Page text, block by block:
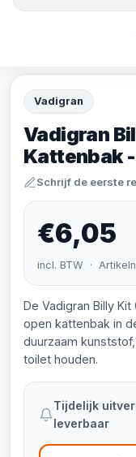
Vadigran
Vadigran
Kattenbak
Schrijf de eerste
€6,05
incl. BTW ·
De Vadigran Billy
open kattenbak in
duurzaam
toilet houden.
Tijdelijk
leverbaar